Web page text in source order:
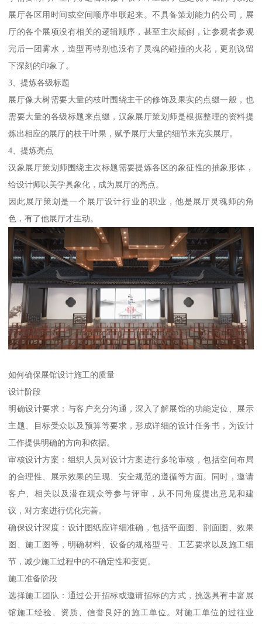
展厅各区用时间或空间顺序串联起来。不具备策划能力的公司，展
厅的各个展项没有相关的逻辑顺序，甚至主次颠倒，让参观者参观
完后一团雾水，造型再特别也没有了灵魂的碰撞的火花，更别说留
下深刻的印象了。
3、提炼各级标题
展厅像大树需要大量的枝叶围绕主干的修饰及果实的点缀一般，也
需要大量的各级标题来点缀，汉象展厅策划师是根据整理的资料提
炼出相应的展厅的枝干叶果，赋予展厅大量的细节来充实展厅。
4、提炼亮点
汉象展厅策划师围绕主次标题需要提炼各区的象征性的抽象形体，
给设计师以美学具象化，成为展厅的亮点。
因此展厅策划是一个展厅设计行业的职业，他是展厅灵魂师的角
色，有了他展厅才生动。
如何确保展馆设计施工的质量
设计阶段
明确设计要求：与客户充分沟通，深入了解展馆的功能定位、展示
主题、目标受众以及预算等要求，形成详细的设计任务书，为设计
工作提供明确的方向和依据。
审核设计方案：组织人员对设计方案进行多轮审核，包括空间布局
的合理性、展示效果的呈现、安全规范的遵循等方面。同时，邀请
客户、相关以及潜在观众等参与评审，从不同角度提出意见和建
议，对方案进行优化完善。
确保设计深度：设计图纸应详细准确，包括平面图、剖面图、效果
图、施工图等，明确材料、设备的规格型号、工艺要求以及施工细
节，减少施工过程中的不确定性和变更。
施工准备阶段
选择施工团队：通过公开招标或邀请招标的方式，挑选具有丰富展
馆施工经验、资质、信誉良好的施工单位。对施工单位的过往业